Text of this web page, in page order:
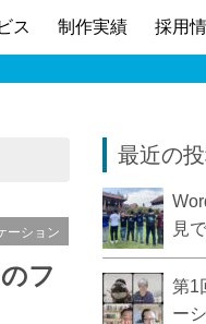
ス 制作実績 採用
ーション
フ
最近の
見
第1
ー